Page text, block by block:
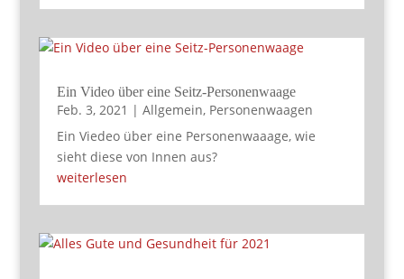
Ein Video über eine Seitz-Personenwaage
Feb. 3, 2021 | Allgemein, Personenwaagen
Ein Viedeo über eine Personenwaaage, wie
sieht diese von Innen aus?
weiterlesen